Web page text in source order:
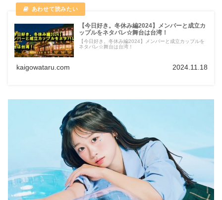
【今日好き。冬休み編2024】メンバーと成立カ
ップルをネタバレ☆舞台は台湾！
【今日好き。冬休み編2024】メンバーと成立カップルを
ネタバレ☆舞台は台湾！
kaigowataru.com 2024.11.18